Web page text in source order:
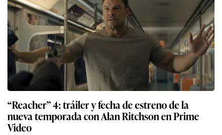
“Reacher” 4: tráiler y fecha de estreno de la
nueva temporada con Alan Ritchson en Prime
Video